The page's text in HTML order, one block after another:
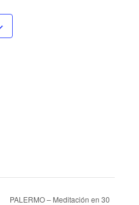
PALERMO – Meditación en 30